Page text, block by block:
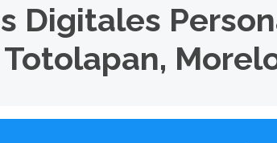
Digitales